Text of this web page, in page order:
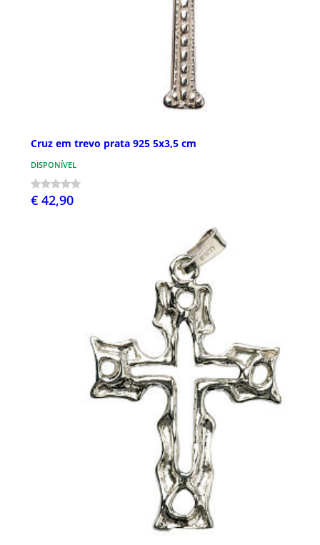
Cruz em trevo prata 925 5x3,5 cm
DISPONÍVEL
€ 42,90